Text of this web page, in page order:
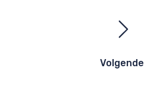
Volgende